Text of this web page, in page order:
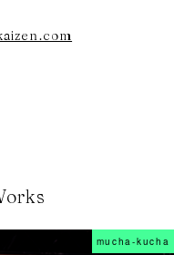
mucha-kucha